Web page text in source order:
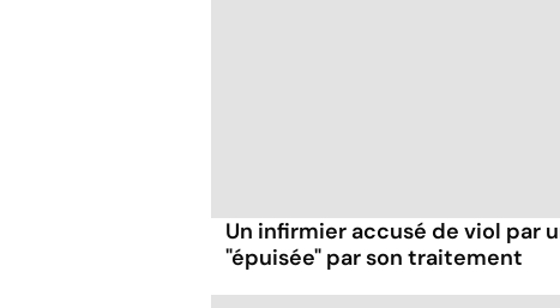
Un infirmier accusé de viol par
"épuisée" par son traitement